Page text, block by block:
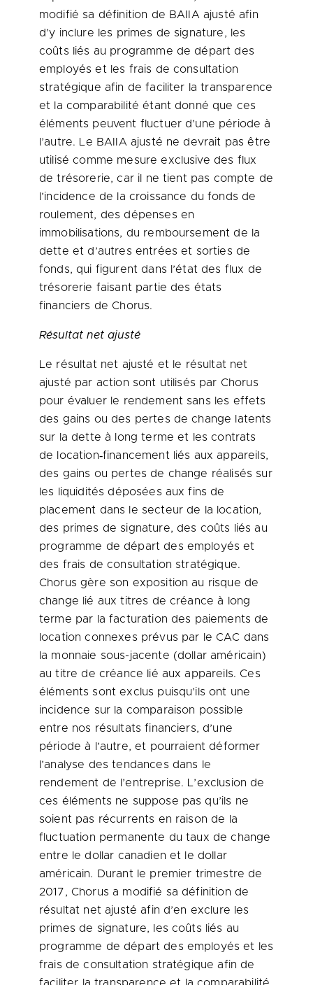
modifié sa définition de BAIIA ajusté afin
d’y inclure les primes de signature, les
coûts liés au programme de départ des
employés et les frais de consultation
stratégique afin de faciliter la transparence
et la comparabilité étant donné que ces
éléments peuvent fluctuer d’une période à
l’autre. Le BAIIA ajusté ne devrait pas être
utilisé comme mesure exclusive des flux
de trésorerie, car il ne tient pas compte de
l’incidence de la croissance du fonds de
roulement, des dépenses en
immobilisations, du remboursement de la
dette et d’autres entrées et sorties de
fonds, qui figurent dans l’état des flux de
trésorerie faisant partie des états
financiers de Chorus.
Résultat net ajusté
Le résultat net ajusté et le résultat net
ajusté par action sont utilisés par Chorus
pour évaluer le rendement sans les effets
des gains ou des pertes de change latents
sur la dette à long terme et les contrats
de location‑financement liés aux appareils,
des gains ou pertes de change réalisés sur
les liquidités déposées aux fins de
placement dans le secteur de la location,
des primes de signature, des coûts liés au
programme de départ des employés et
des frais de consultation stratégique.
Chorus gère son exposition au risque de
change lié aux titres de créance à long
terme par la facturation des paiements de
location connexes prévus par le CAC dans
la monnaie sous-jacente (dollar américain)
au titre de créance lié aux appareils. Ces
éléments sont exclus puisqu’ils ont une
incidence sur la comparaison possible
entre nos résultats financiers, d’une
période à l’autre, et pourraient déformer
l’analyse des tendances dans le
rendement de l’entreprise. L’exclusion de
ces éléments ne suppose pas qu’ils ne
soient pas récurrents en raison de la
fluctuation permanente du taux de change
entre le dollar canadien et le dollar
américain. Durant le premier trimestre de
2017, Chorus a modifié sa définition de
résultat net ajusté afin d’en exclure les
primes de signature, les coûts liés au
programme de départ des employés et les
frais de consultation stratégique afin de